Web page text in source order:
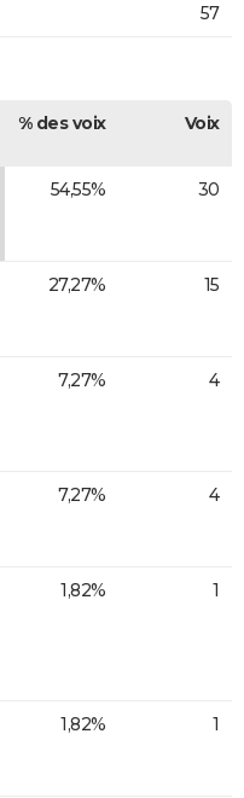
57
% des voix Voix
54,55% 30
27,27% 15
7,27% 4
7,27% 4
1,82% 1
1,82% 1